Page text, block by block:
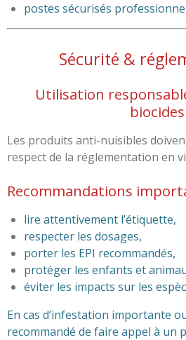
postes sécurisés
Sécurité &
Utilisation
biocides
Les produits anti-nuisibles
respect de la réglementation en
Recommandations
lire attentivement l’étiquette,
respecter les dosages,
porter les EPI recommandés,
protéger les enfants et
éviter les impacts sur les
En cas d’infestation importante
recommandé de faire appel à un